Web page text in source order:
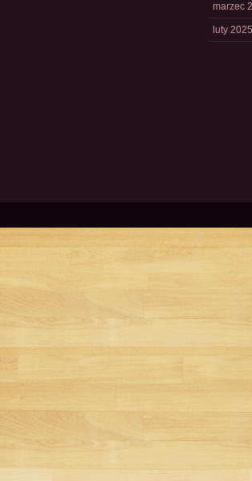
marzec
luty 2025